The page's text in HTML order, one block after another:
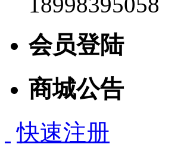
会员登陆
商城公告
快速注册